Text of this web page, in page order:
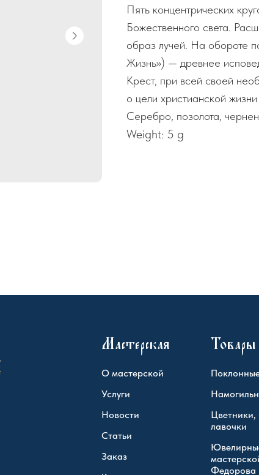
Пять концентрических
Божественного света.
образ лучей. На обороте
Жизнь») — древнее
Крест, при всей своей
о цели христианской
Серебро, позолота,
Weight: 5 g
Мастерская
О мастерской
Услуги
Новости
Статьи
Заказ
Товары
Цветники,
лавочки
Федорова